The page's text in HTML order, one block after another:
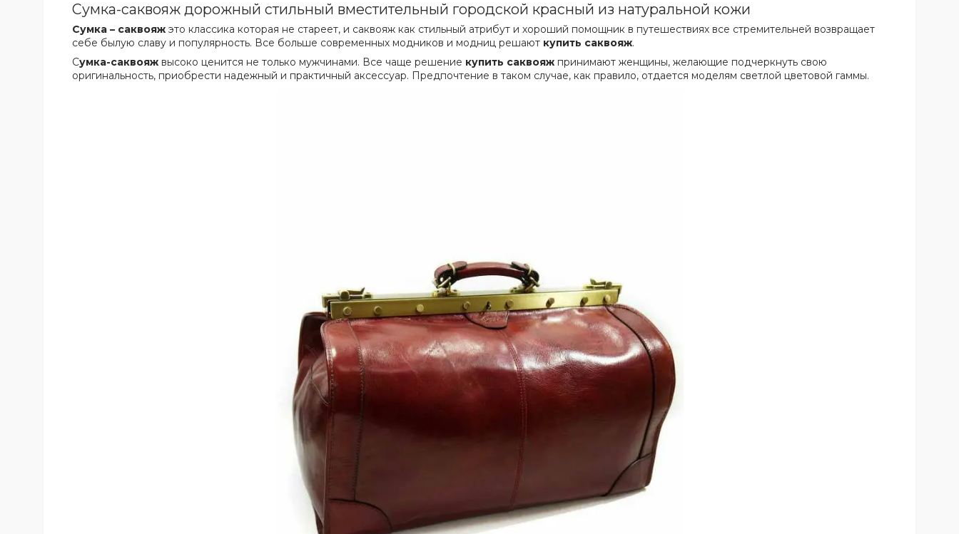
Сумка-саквояж дорожный стильный вместительный городской красный из натуральной кожи
Сумка – саквояж это классика которая не стареет, и саквояж как стильный атрибут и хороший помощник в путешествиях все стремительней возвращает
себе былую славу и популярность. Все больше современных модников и модниц решают купить саквояж.
Сумка-саквояж высоко ценится не только мужчинами. Все чаще решение купить саквояж принимают женщины, желающие подчеркнуть свою
оригинальность, приобрести надежный и практичный аксессуар. Предпочтение в таком случае, как правило, отдается моделям светлой цветовой гаммы.